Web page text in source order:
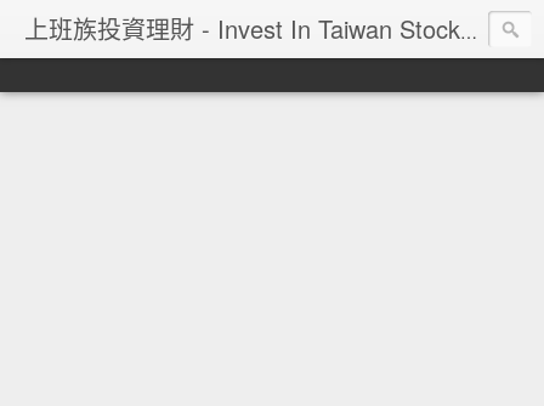
上班族投資理財 - Invest In Taiwan Stock Market